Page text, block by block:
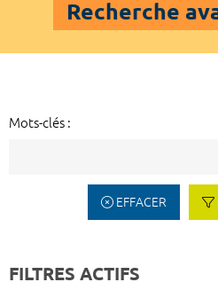
Recherche
Mots-clés :
EFFACER
FILTRES ACTIFS